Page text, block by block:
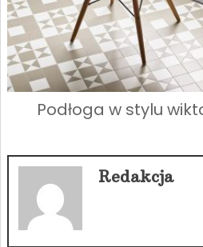
Podłoga w stylu
Redakcja